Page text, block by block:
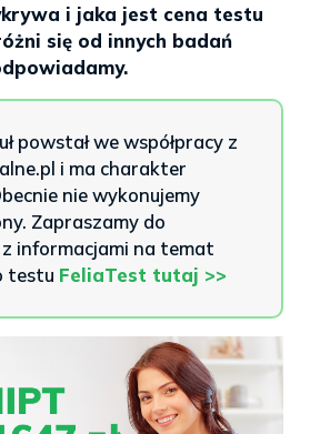
i jaka jest cena testu
się od innych badań
powstał we współpracy z
i ma charakter
nie wykonujemy
Zapraszamy do
informacjami na temat
testu FeliaTest tutaj >>